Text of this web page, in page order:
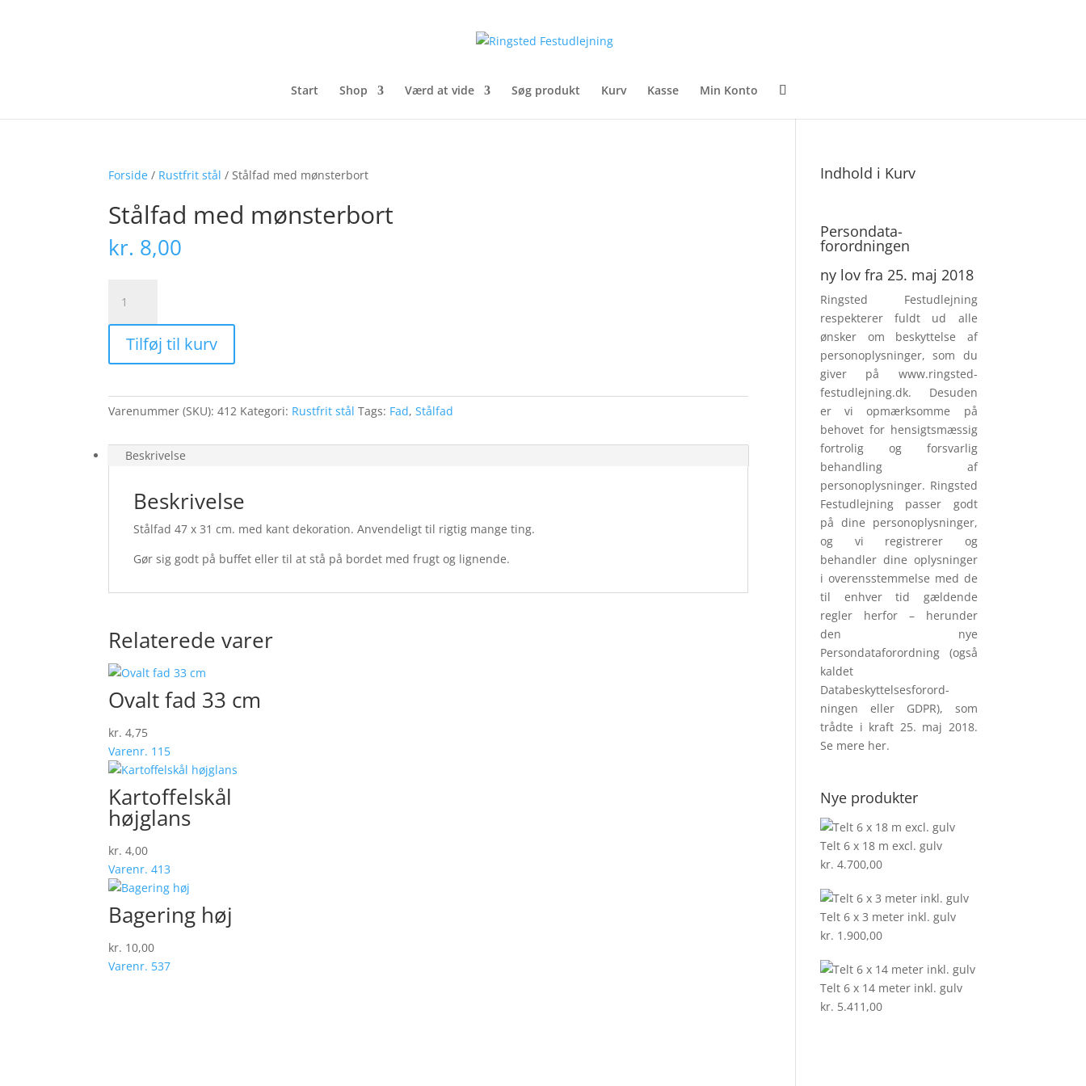
Start Shop Værd at vide Søg produkt Kurv Kasse Min Konto
Forside / Rustfrit stål / Stålfad med mønsterbort
Stålfad med mønsterbort
kr. 8,00
med
mønsterbort
antalTilføj til kurv
Varenummer (SKU):412 Kategori: Rustfrit stål Tags: Fad,Stålfad
Beskrivelse
Beskrivelse
Stålfad 47 x 31 cm. med kant dekoration. Anvendeligt til rigtig mange ting.
Gør sig godt på buffet eller til at stå på bordet med frugt og lignende.
Relaterede varer
Ovalt fad 33 cm
kr. 4,75
Varenr. 115
Kartoffelskål
højglans
kr. 4,00
Varenr. 413
Bagering høj
kr. 10,00
Varenr. 537
Indhold i Kurv
Persondata­
forordningen
ny lov fra 25. maj 2018
Ringsted Festudlejning
respek­terer fuldt ud alle
ønsker om beskyttelse af
personoplysninger, som du
giver på www.ringsted-
festudlejning.dk. Desuden
er vi opmærksomme på
behovet for hensigtsmæssig
fortrolig og forsvarlig
behandling af
personoplysninger. Ringsted
Festudlejning passer godt
på dine personoplysninger,
og vi registrerer og
behandler dine oplysninger
i overensstemmelse med de
til enhver tid gældende
regler herfor – herunder
den nye
Persondataforordning (også
kaldet
Databeskyttelsesforord­
ningen eller GDPR), som
trådte i kraft 25. maj 2018.
Se mere her.
Nye produkter
Telt 6 x 18 m excl. gulv
kr. 4.700,00
Telt 6 x 3 meter inkl. gulv
kr. 1.900,00
Telt 6 x 14 meter inkl. gulv
kr. 5.411,00